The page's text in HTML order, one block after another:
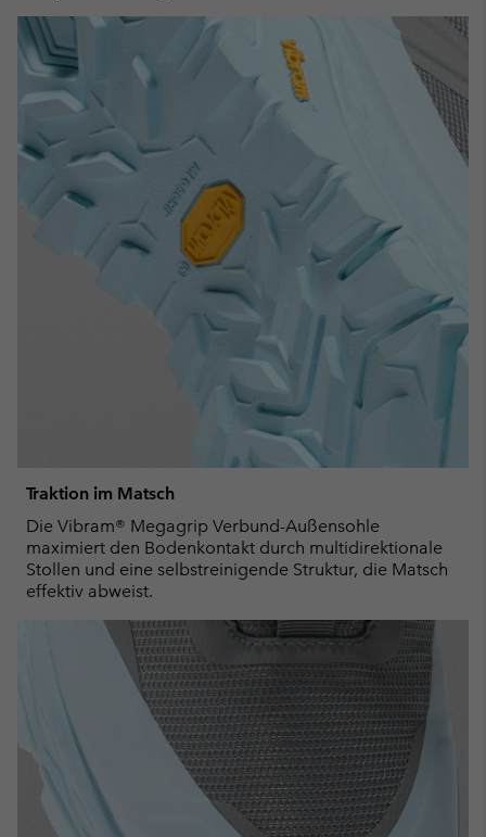
Traktion im Matsch
Die Vibram® Megagrip Verbund-Außensohle
maximiert den Bodenkontakt durch multidirektionale
Stollen und eine selbstreinigende Struktur, die Matsch
effektiv abweist.